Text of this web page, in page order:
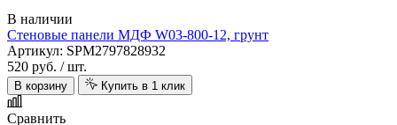
В наличии
Стеновые панели МДФ W03-800-12, грунт
Артикул: SPM2797828932
520 руб. / шт.
В корзину Купить в 1 клик
Сравнить